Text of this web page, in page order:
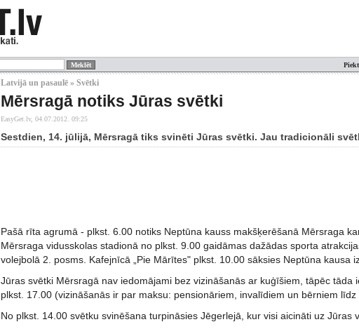
Latvijā un pasaulē » Svētki
Mērsragā notiks Jūras svētki
EasyGet.lv, 04.07.2012. 09:25
Sestdien, 14. jūlijā, Mērsragā tiks svinēti Jūras svētki. Jau tradicionāli
Pašā rīta agrumā - plkst. 6.00 notiks Neptūna kauss makšķerēšanā Mērsraga
Mērsraga vidusskolas stadionā no plkst. 9.00 gaidāmas dažādas sporta
volejbolā 2. posms. Kafejnīcā „Pie Mārītes" plkst. 10.00 sāksies Neptūna kausa
Jūras svētki Mērsragā nav iedomājami bez vizināšanās ar kuģīšiem, tāpēc
plkst. 17.00 (vizināšanās ir par maksu: pensionāriem, invalīdiem un bērniem
No plkst. 14.00 svētku svinēšana turpināsies Jēgerlejā, kur visi aicināti uz Jūras